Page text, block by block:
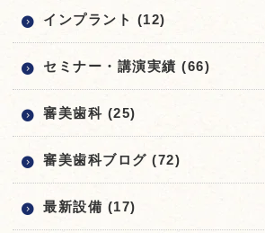
インプラント (12)
セミナー・講演実績 (66)
審美歯科 (25)
審美歯科ブログ (72)
最新設備 (17)